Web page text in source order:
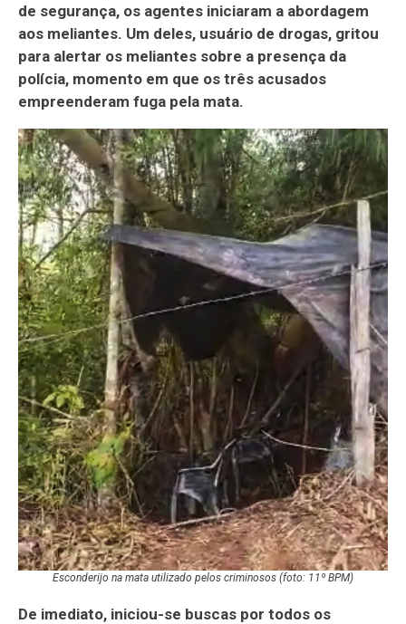
de segurança, os agentes iniciaram a abordagem
aos meliantes. Um deles, usuário de drogas, gritou
para alertar os meliantes sobre a presença da
polícia, momento em que os três acusados
empreenderam fuga pela mata.
Esconderijo na mata utilizado pelos criminosos (foto: 11º BPM)
De imediato, iniciou-se buscas por todos os